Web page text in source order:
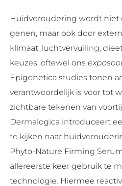
Huidveroudering wordt niet
genen, maar ook door
klimaat, luchtvervuiling,
keuzes, oftewel ons
Epigenetica studies tonen
verantwoordelijk is voor tot
zichtbare tekenen van
Dermalogica introduceert
te kijken naar
Phyto-Nature Firming
allereerste keer gebruik te
technologie. Hiermee